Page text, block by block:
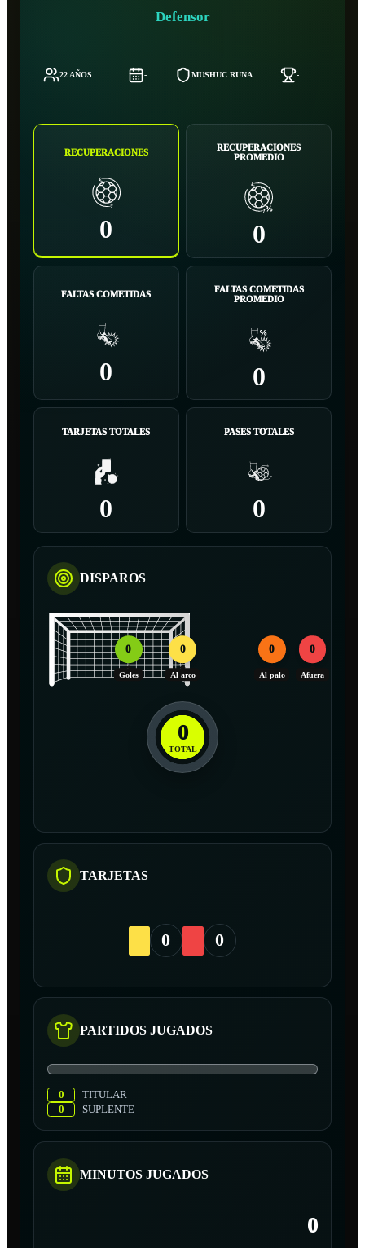
Defensor
22 AÑOS - MUSHUC RUNA -
RECUPERACIONES
0
RECUPERACIONES
PROMEDIO
0
FALTAS COMETIDAS
0
FALTAS COMETIDAS
PROMEDIO
0
TARJETAS TOTALES
0
PASES TOTALES
0
DISPAROS
0
Goles
0
Al arco
0
Al palo
0
Afuera
0
TOTAL
TARJETAS
0 0
PARTIDOS JUGADOS
0
TITULAR
0
SUPLENTE
MINUTOS JUGADOS
0